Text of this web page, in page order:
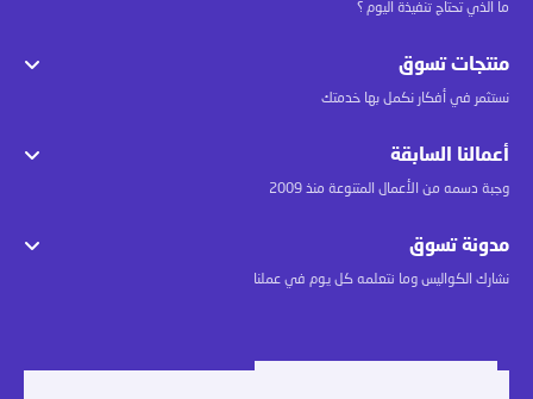
ما الذي تحتاج تنفيذة اليوم ؟
منتجات تسوق
نستثمر في أفكار نكمل بها خدمتك
أعمالنا السابقة
وجبة دسمه من الأعمال المتنوعة منذ 2009
مدونة تسوق
نشارك الكواليس وما نتعلمه كل يوم في عملنا